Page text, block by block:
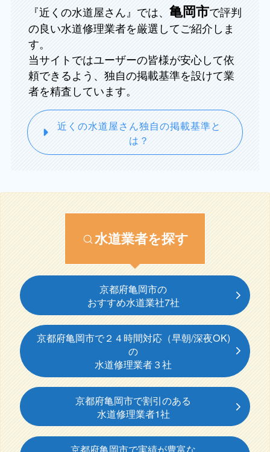
『近くの水道屋さん』では、 亀岡市で評判
の良い水道修理業者を厳選してご紹介しま
す。
当サイトではユーザーの皆様が安心して依
頼できるよう、独自の掲載基準を設けて業
者を精査しています。
近くの水道屋さん独自の掲載基準と
は？
水道業者を探す
京都府亀岡市の
おすすめ水道業社7社
京都府亀岡市で２４時間対応（早朝/深夜OK)
の
水道修理業者３社
京都府亀岡市で割引のある
水道修理業者1社